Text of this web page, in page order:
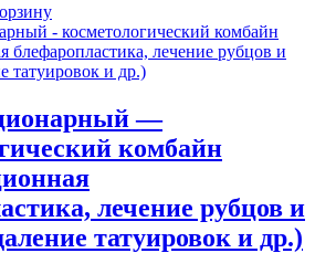
—
комбайн
лечение рубцов и
татуировок и др.)